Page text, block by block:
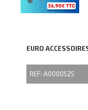
EURO
REF: A0000525